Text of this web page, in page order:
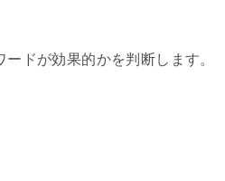
ドが効果的かを判断します。